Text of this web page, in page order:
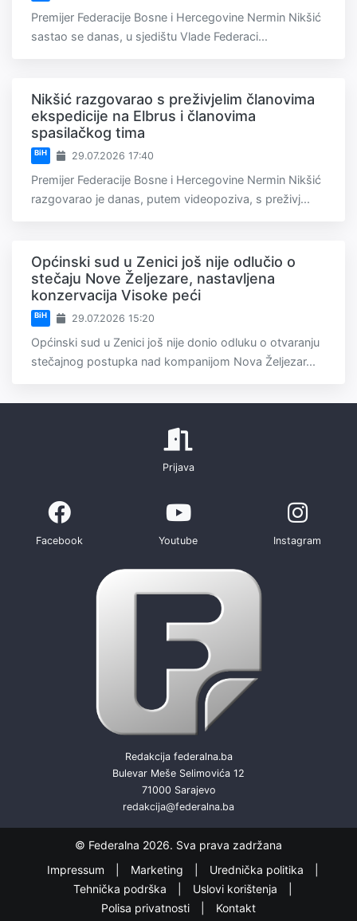
Premijer Federacije Bosne i Hercegovine Nermin Nikšić
sastao se danas, u sjedištu Vlade Federaci...
Nikšić razgovarao s preživjelim članovima
ekspedicije na Elbrus i članovima
spasilačkog tima
BiH 29.07.2026 17:40
Premijer Federacije Bosne i Hercegovine Nermin Nikšić
razgovarao je danas, putem videopoziva, s preživj...
Općinski sud u Zenici još nije odlučio o
stečaju Nove Željezare, nastavljena
konzervacija Visoke peći
BiH 29.07.2026 15:20
Općinski sud u Zenici još nije donio odluku o otvaranju
stečajnog postupka nad kompanijom Nova Željezar...
Prijava
Facebook Youtube Instagram
Redakcija federalna.ba
Bulevar Meše Selimovića 12
71000 Sarajevo
redakcija@federalna.ba
© Federalna 2026. Sva prava zadržana
Impressum
Marketing
Urednička politika
Tehnička podrška
Uslovi korištenja
Polisa privatnosti
Kontakt